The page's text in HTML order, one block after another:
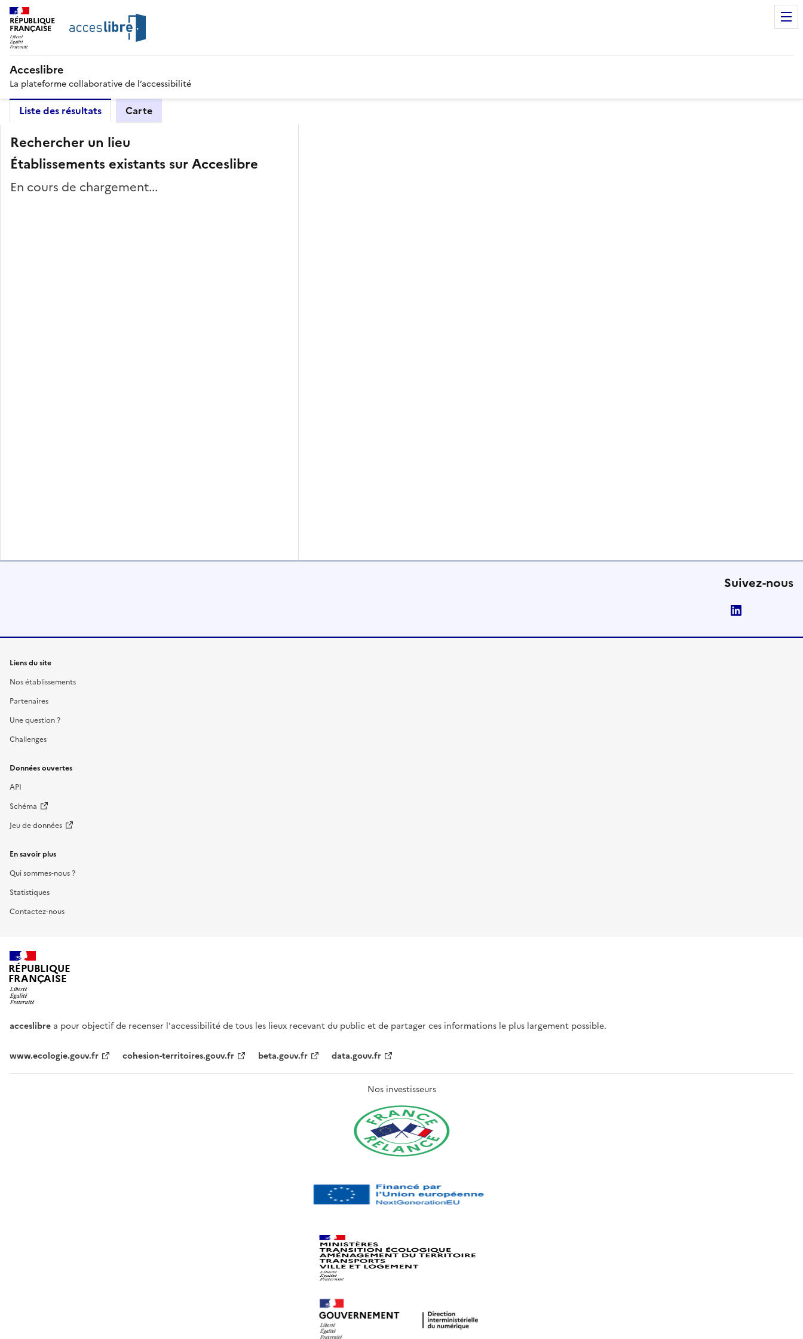
RÉPUBLIQUE
FRANÇAISE
Acceslibre
La plateforme collaborative de l’accessibilité
Liste des résultats Carte
Rechercher un lieu
Établissements existants sur Acceslibre
En cours de chargement...
Suivez-nous
Liens du site
Nos établissements
Partenaires
Une question ?
Challenges
Données ouvertes
API
Schéma
Jeu de données
En savoir plus
Qui sommes-nous ?
Statistiques
Contactez-nous
RÉPUBLIQUE
FRANÇAISE
acceslibre a pour objectif de recenser l'accessibilité de tous les lieux recevant du public et de partager ces informations le plus largement possible.
www.ecologie.gouv.fr cohesion-territoires.gouv.fr beta.gouv.fr data.gouv.fr
Nos investisseurs